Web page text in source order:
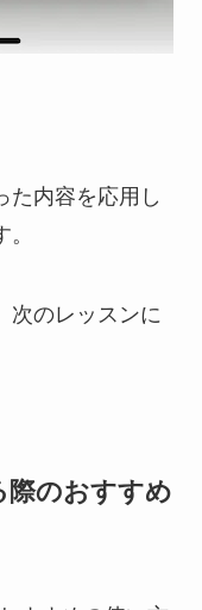
た内容を応用し
次のレッスンに
際のおすすめ